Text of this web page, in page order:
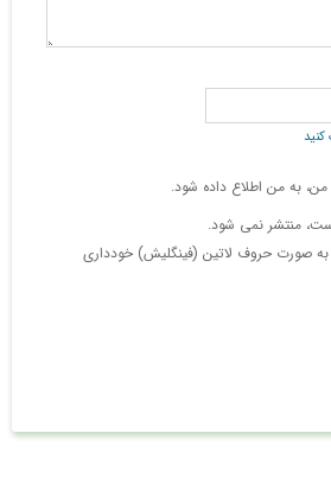
من، به من اطلاع داده شود.
منتشر نمی شود.
صورت حروف لاتین (فینگلیش) خودداری